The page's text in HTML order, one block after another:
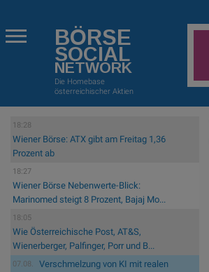
BÖRSE
SOCIAL
NETWORK
Die Homebase
österreichischer Aktien
18:28
Wiener Börse: ATX gibt am Freitag 1,36
Prozent ab
18:27
Wiener Börse Nebenwerte-Blick:
Marinomed steigt 8 Prozent, Bajaj Mo...
18:05
Wie Österreichische Post, AT&S,
Wienerberger, Palfinger, Porr und B...
07.08.
Verschmelzung von KI mit realen